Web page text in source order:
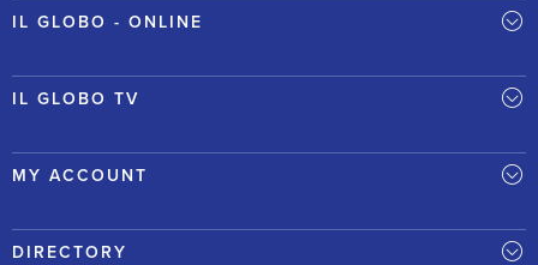
IL GLOBO - ONLINE
IL GLOBO TV
MY ACCOUNT
DIRECTORY